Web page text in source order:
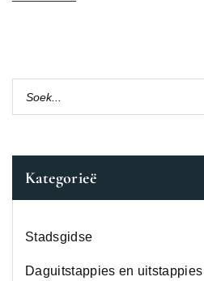
Kategorieë
Stadsgidse
Daguitstappies en uitstappies